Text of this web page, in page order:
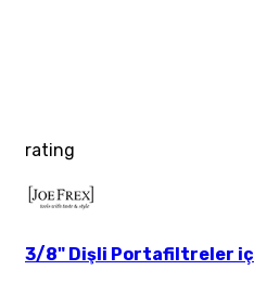
rating
3/8" Dişli Portafiltreler